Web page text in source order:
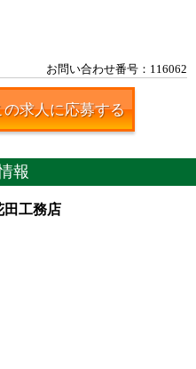
お問い合わせ番号：116062
の求人に応募する
報
田工務店